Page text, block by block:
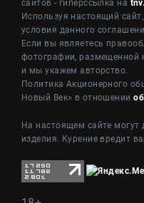
сайтов - гиперссылка на
Используя настоящий
условия данного
Если вы являетесь
фотографии, размещенной
и мы укажем авторство.
Политика Акционерного
Новый Век» в отношении
На настоящем сайте могут
изделия. Курение вредит